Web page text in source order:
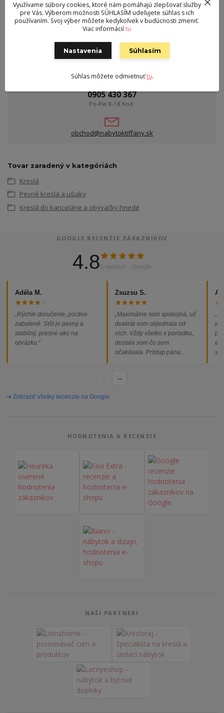
Polohovanie
nie
Šírka sedu
51 cm
Milan Filo s.r.o. Liptovský Ján, Na ostrove 57/15
0905 430 367
Po-Pia 8-18 hod.
obchod@nabytoktiffany.sk
Tovar zaradený v kategóriách
Kreslá
Pevné kreslá a ušiaky
Kreslá do kancelárie a obývačky hnedé
GOOGLE RECENZIE ZÁKAZNÍKOV
4.85 recenzií · Google
Adéla M.
„Rýchle doručenie, poctivo
zabalené. Stôl je pevný a
stabilný, presne ako na
obrázku.“
Zsuzsu S.
„Maximálne som spokojná, už
dvakrát som objednala od
nich. Vždy všetko v poriadku,
dostala som čo som
očakávala. Prístup pána
problémov. Vrele odporúčam!“
→
➔ Zobraziť všetky recenzie na Google
HODNOTENIA A RECENZIE
NAŠI PARTNERI
Využívame súbory cookies, ktoré nám pomáhajú zlepšovať služby
pre Vás. Výberom možnosti SÚHLASÍM udeľujete súhlas s ich
používaním. Svoj výber môžete kedykoľvek v budúcnosti zmeniť.
Viac informáciítu
Nastavenia Súhlasím
Súhlas môžete odmietnuťtu.